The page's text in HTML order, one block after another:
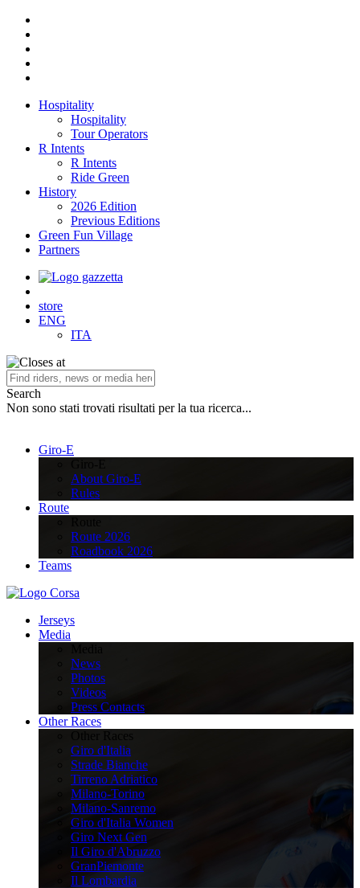
Hospitality
Hospitality
Tour Operators
R Intents
R Intents
Ride Green
History
2026 Edition
Previous Editions
Green Fun Village
Partners
store
ENG
ITA
Search
Non sono stati trovati risultati per la tua ricerca...
Giro-E
About Giro-E
Rules
Route
Route 2026
Roadbook 2026
Teams
Jerseys
Media
News
Photos
Videos
Press Contacts
Other Races
Giro d'Italia
Strade Bianche
Tirreno Adriatico
Milano-Torino
Milano-Sanremo
Giro d'Italia Women
Giro Next Gen
Il Giro d'Abruzzo
GranPiemonte
Il Lombardia